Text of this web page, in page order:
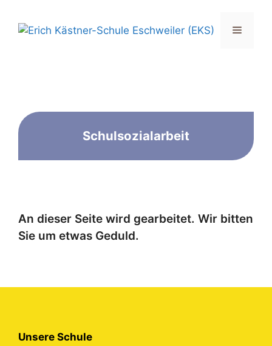
Inhalt
springen
Menü
Schulsozialarbeit
An dieser Seite wird gearbeitet. Wir bitten
Sie um etwas Geduld.
Unsere Schule